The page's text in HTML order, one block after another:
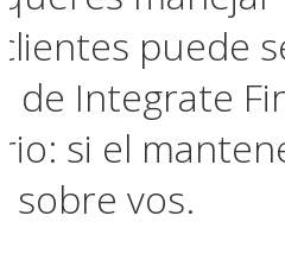
puede
de Integrate
si el
vos.